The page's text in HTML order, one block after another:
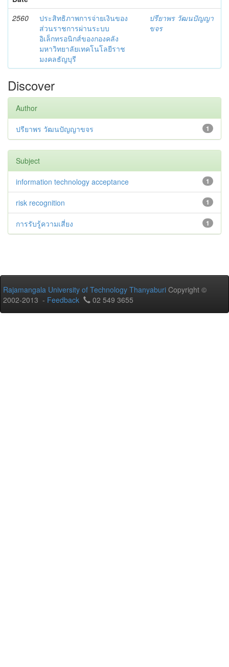
2560
ประสิทธิภาพการจ่ายเงินของ
ส่วนราชการผ่านระบบ
อิเล็กทรอนิกส์ของกองคลัง
มหาวิทยาลัยเทคโนโลยีราช
มงคลธัญบุรี
ปรียาพร วัฒนปัญญา
ขจร
Discover
Author
1
ปรียาพร วัฒนปัญญาขจร
Subject
1
information technology acceptance
1
risk recognition
1
การรับรู้ความเสี่ยง
Rajamangala University of Technology Thanyaburi Copyright ©
2002-2013 - Feedback 02 549 3655